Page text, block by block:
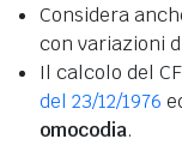
Considera
con variazioni
Il calcolo del
del 23/12/1976
omocodia.